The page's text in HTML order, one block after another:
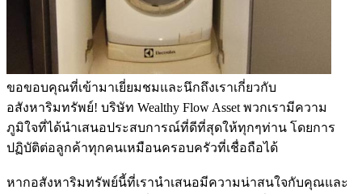
ขอขอบคุณที่เข้ามาเยี่ยมชมและนึกถึงเราเกี่ยวกับ
อสังหาริมทรัพย์! บริษัท Wealthy Flow Asset พวกเรามีความ
ภูมิใจที่ได้นำเสนอประสบการณ์ที่ดีที่สุดให้ทุกๆท่าน โดยการ
ปฏิบัติต่อลูกค้าทุกคนเหมือนครอบครัวที่เชื่อถือได้
หากอสังหาริมทรัพย์นี้ที่เรานำเสนอมีความน่าสนใจกับคุณและ